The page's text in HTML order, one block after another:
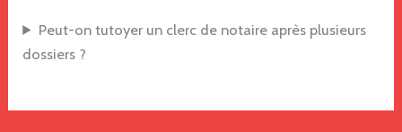
Peut-on tutoyer un clerc de notaire après plusieurs
dossiers ?